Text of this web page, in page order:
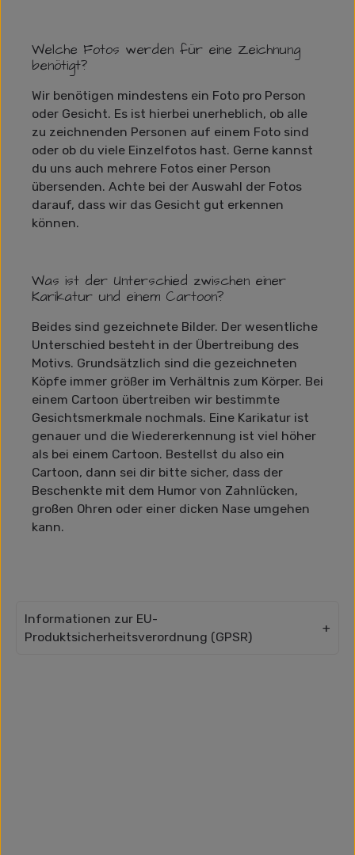
Welche Fotos werden für eine Zeichnung
benötigt?
Wir benötigen mindestens ein Foto pro Person
oder Gesicht. Es ist hierbei unerheblich, ob alle
zu zeichnenden Personen auf einem Foto sind
oder ob du viele Einzelfotos hast. Gerne kannst
du uns auch mehrere Fotos einer Person
übersenden. Achte bei der Auswahl der Fotos
darauf, dass wir das Gesicht gut erkennen
können.
Was ist der Unterschied zwischen einer
Karikatur und einem Cartoon?
Beides sind gezeichnete Bilder. Der wesentliche
Unterschied besteht in der Übertreibung des
Motivs. Grundsätzlich sind die gezeichneten
Köpfe immer größer im Verhältnis zum Körper. Bei
einem Cartoon übertreiben wir bestimmte
Gesichtsmerkmale nochmals. Eine Karikatur ist
genauer und die Wiedererkennung ist viel höher
als bei einem Cartoon. Bestellst du also ein
Cartoon, dann sei dir bitte sicher, dass der
Beschenkte mit dem Humor von Zahnlücken,
großen Ohren oder einer dicken Nase umgehen
kann.
Informationen zur EU-
Produktsicherheitsverordnung (GPSR)